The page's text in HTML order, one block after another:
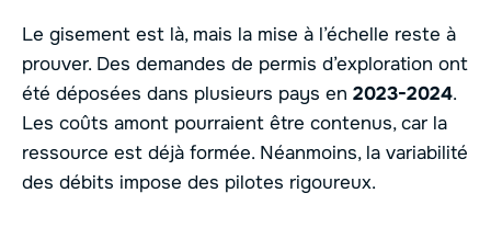
Le gisement est là, mais la mise à l’échelle reste à
prouver. Des demandes de permis d’exploration ont
été déposées dans plusieurs pays en 2023-2024.
Les coûts amont pourraient être contenus, car la
ressource est déjà formée. Néanmoins, la variabilité
des débits impose des pilotes rigoureux.